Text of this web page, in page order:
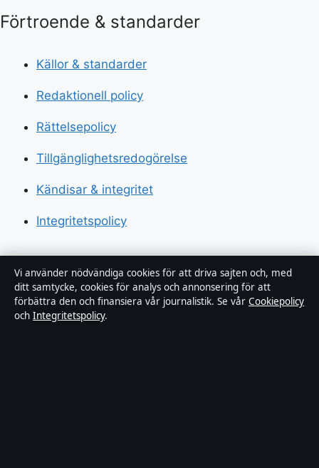
Förtroende & standarder
Källor & standarder
Redaktionell policy
Rättelsepolicy
Tillgänglighetsredogörelse
Kändisar & integritet
Integritetspolicy
Om Sverigerapport i korthet
Sverigerapport är en oberoende svensk digital
nyhetssajt med fokus på film, tv, kultur och
Vi använder nödvändiga cookies för att driva sajten och, med
ditt samtycke, cookies för analys och annonsering för att
förbättra den och finansiera vår journalistik. Se vår Cookiepolicy
och Integritetspolicy.